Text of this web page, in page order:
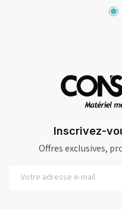
Inscrivez-
Offres exclusives,